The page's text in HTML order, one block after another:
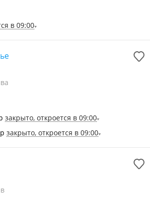
в 09:00
закрыто, откроется в 09:00
закрыто, откроется в 09:00